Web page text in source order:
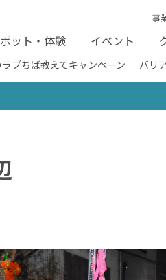
事
ット・体験 イベント
ブちば教えてキャンペーン バリ